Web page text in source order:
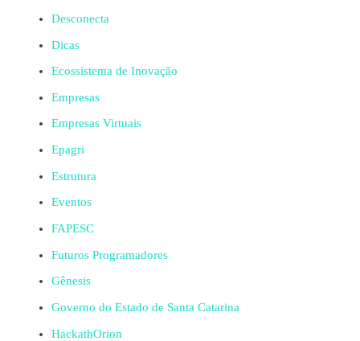
Desconecta
Dicas
Ecossistema de Inovação
Empresas
Empresas Virtuais
Epagri
Estrutura
Eventos
FAPESC
Futuros Programadores
Gênesis
Governo do Estado de Santa Catarina
HackathOrion